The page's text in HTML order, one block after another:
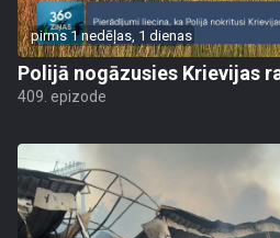
pirms 1 nedēļas, 1 dienas
Polijā nogāzusies Krievijas
409. epizode